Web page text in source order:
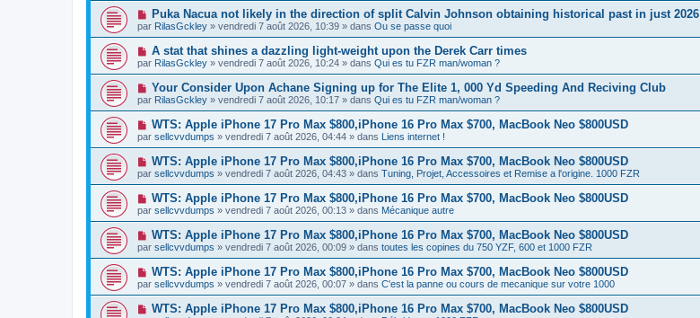
es
a
g
e
u
m
e
s
a
g
e
v
e
a
u
m
e
s
s
g
e
N
o
u
e
a
u
m
e
s
s
a
g
e
Puka Nacua not likely in the direction of split Calvin Johnson obtaining historical past in just 2026
par RilasGckley » vendredi 7 août 2026, 10:39 » dans Ou se passe quoi
N
o
u
v
a
u
m
e
s
s
a
g
e
A stat that shines a dazzling light-weight upon the Derek Carr times
par RilasGckley » vendredi 7 août 2026, 10:24 » dans Qui es tu FZR man/woman ?
N
o
u
v
e
a
u
m
e
s
s
a
g
e
Your Consider Upon Achane Signing up for The Elite 1, 000 Yd Speeding And Reciving Club
par RilasGckley » vendredi 7 août 2026, 10:17 » dans Qui es tu FZR man/woman ?
N
o
u
v
e
a
u
m
e
s
s
a
g
e
WTS: Apple iPhone 17 Pro Max $800,iPhone 16 Pro Max $700, MacBook Neo $800USD
par sellcvvdumps » vendredi 7 août 2026, 04:44 » dans Liens internet !
N
o
u
v
e
a
u
m
e
s
s
a
g
e
WTS: Apple iPhone 17 Pro Max $800,iPhone 16 Pro Max $700, MacBook Neo $800USD
par sellcvvdumps » vendredi 7 août 2026, 04:43 » dans Tuning, Projet, Accessoires et Remise a l'origine. 1000 FZR
N
o
u
v
e
a
u
m
e
s
s
a
WTS: Apple iPhone 17 Pro Max $800,iPhone 16 Pro Max $700, MacBook Neo $800USD
par sellcvvdumps » vendredi 7 août 2026, 00:13 » dans Mécanique autre
N
o
u
v
e
a
u
m
WTS: Apple iPhone 17 Pro Max $800,iPhone 16 Pro Max $700, MacBook Neo $800USD
par sellcvvdumps » vendredi 7 août 2026, 00:09 » dans toutes les copines du 750 YZF, 600 et 1000 FZR
N
o
u
v
e
WTS: Apple iPhone 17 Pro Max $800,iPhone 16 Pro Max $700, MacBook Neo $800USD
par sellcvvdumps » vendredi 7 août 2026, 00:07 » dans C'est la panne ou cours de mecanique sur votre 1000
NWTS: Apple iPhone 17 Pro Max $800,iPhone 16 Pro Max $700, MacBook Neo $800USD